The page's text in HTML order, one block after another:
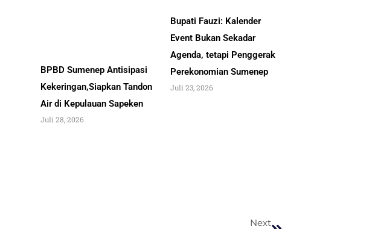
BPBD Sumenep Antisipasi
Kekeringan,Siapkan Tandon
Air di Kepulauan Sapeken
Juli 28, 2026
Bupati Fauzi: Kalender
Event Bukan Sekadar
Agenda, tetapi Penggerak
Perekonomian Sumenep
Juli 23, 2026
Next